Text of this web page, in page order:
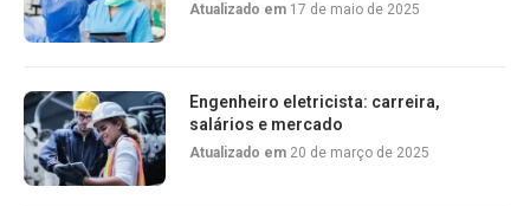
Atualizado em 17 de maio de 2025
Engenheiro eletricista: carreira,
salários e mercado
Atualizado em 20 de março de 2025